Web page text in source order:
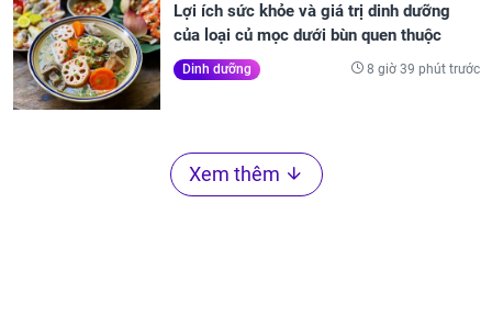
Lợi ích sức khỏe và giá trị dinh dưỡng
của loại củ mọc dưới bùn quen thuộc
Dinh dưỡng 8 giờ 39 phút trước
Xem thêm